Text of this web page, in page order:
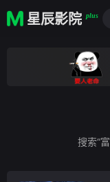
星辰影院 plus
搜索“